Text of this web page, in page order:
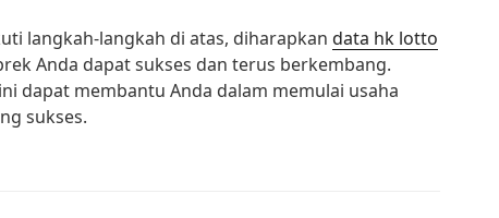
langkah-langkah di atas, diharapkan data hk lotto
Anda dapat sukses dan terus berkembang.
dapat membantu Anda dalam memulai usaha
sukses.